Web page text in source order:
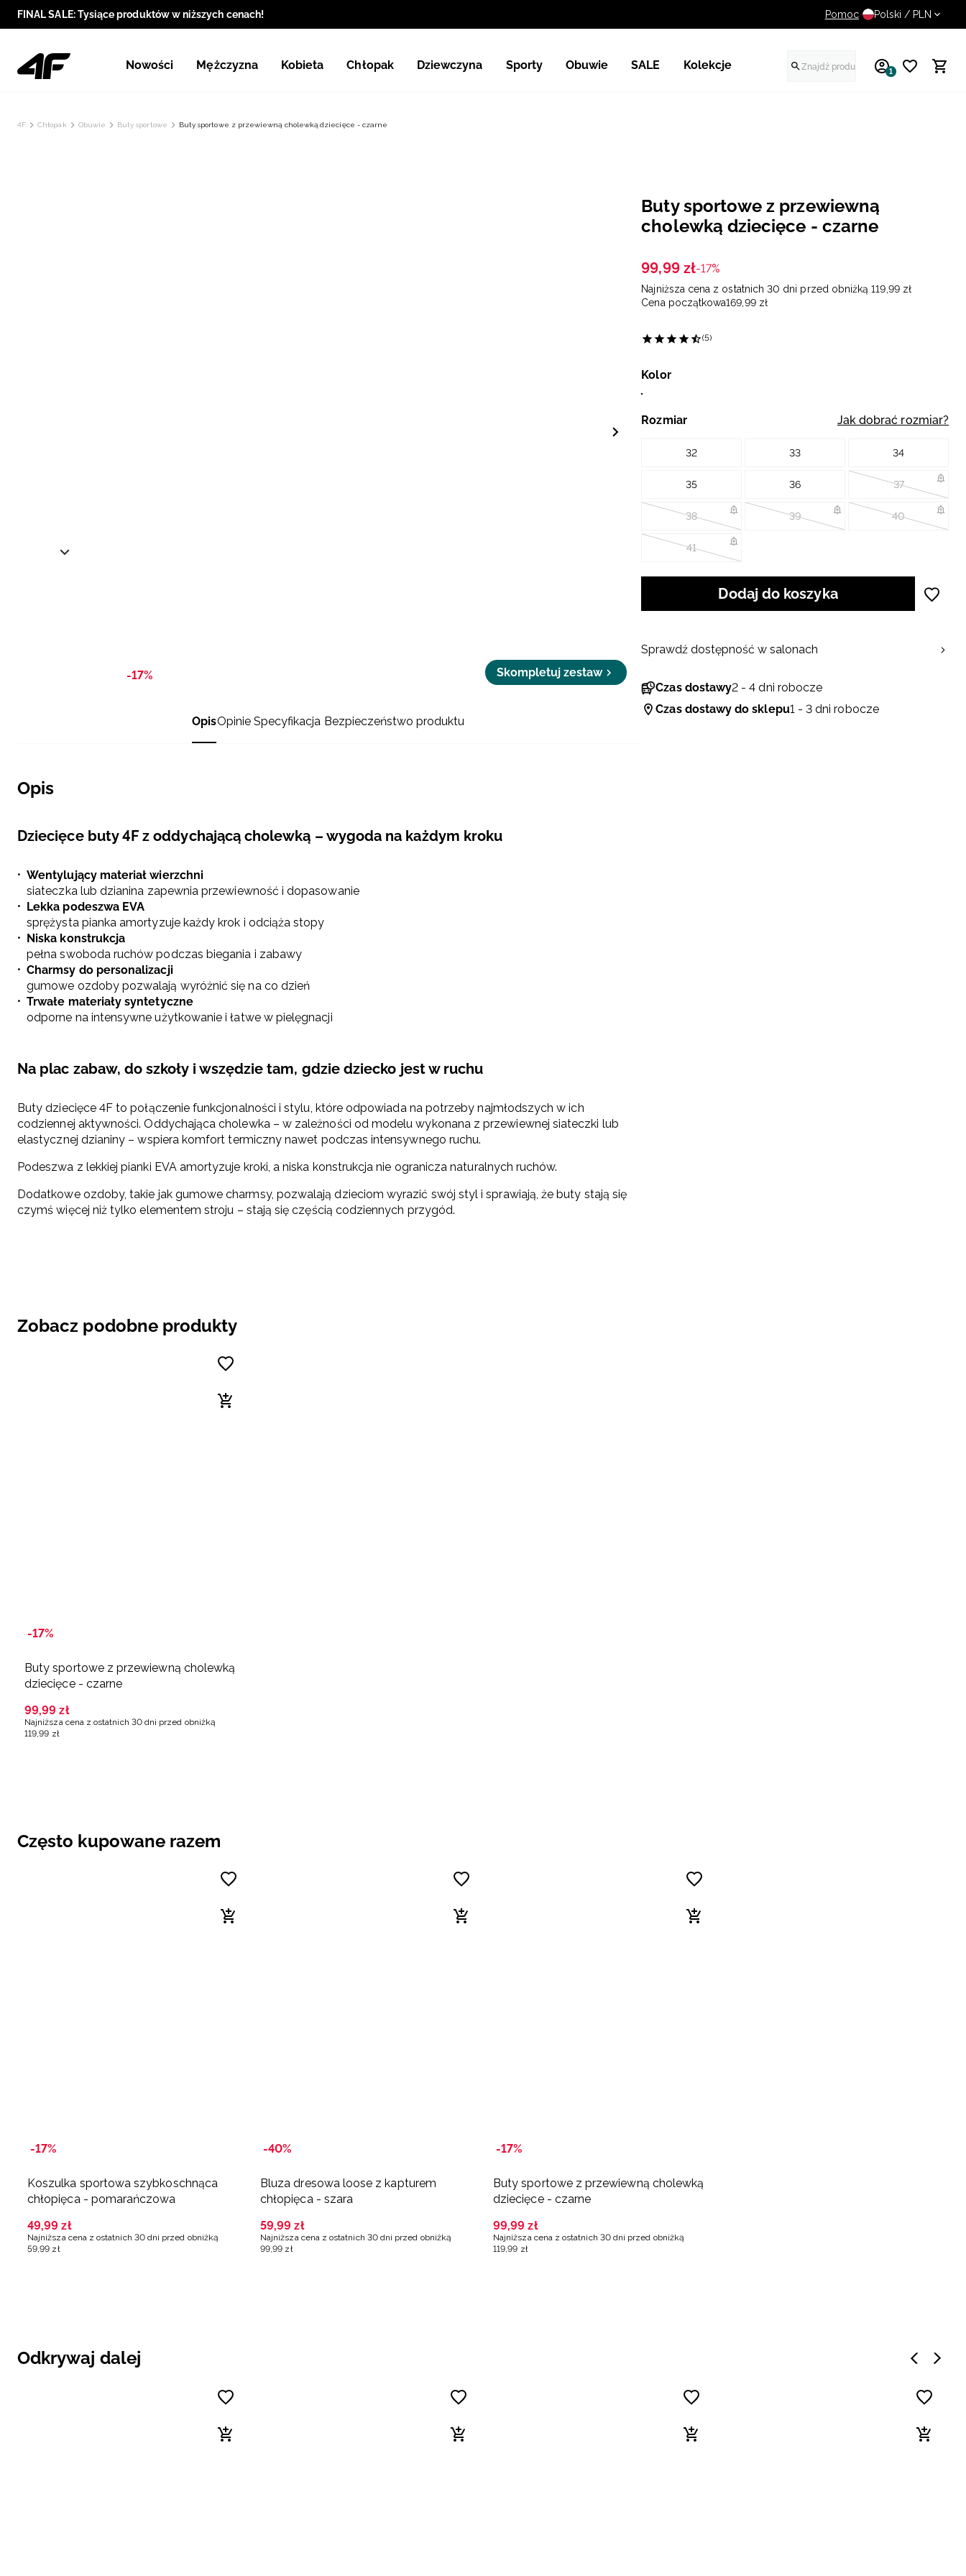
FINAL SALE: Tysiące produktów w niższych cenach! UWAGA NA FAŁSZYWE
Pomoc Polski / PLN
Nowości Mężczyzna Kobieta Chłopak Dziewczyna Sporty Obuwie SALE Kolekcje 1
4F Chłopak Obuwie Buty sportowe Buty sportowe z przewiewną cholewką dziecięce - czarne
-17% Skompletuj zestaw
OpisOpinie Specyfikacja Bezpieczeństwo produktu
Opis
Dziecięce buty 4F z oddychającą cholewką – wygoda na każdym kroku
Wentylujący materiał wierzchni
siateczka lub dzianina zapewnia przewiewność i dopasowanie
Lekka podeszwa EVA
sprężysta pianka amortyzuje każdy krok i odciąża stopy
Niska konstrukcja
pełna swoboda ruchów podczas biegania i zabawy
Charmsy do personalizacji
gumowe ozdoby pozwalają wyróżnić się na co dzień
Trwałe materiały syntetyczne
odporne na intensywne użytkowanie i łatwe w pielęgnacji
Na plac zabaw, do szkoły i wszędzie tam, gdzie dziecko jest w ruchu
Buty dziecięce 4F to połączenie funkcjonalności i stylu, które odpowiada na potrzeby najmłodszych w ich
codziennej aktywności. Oddychająca cholewka – w zależności od modelu wykonana z przewiewnej siateczki lub
elastycznej dzianiny – wspiera komfort termiczny nawet podczas intensywnego ruchu.
Podeszwa z lekkiej pianki EVA amortyzuje kroki, a niska konstrukcja nie ogranicza naturalnych ruchów.
Dodatkowe ozdoby, takie jak gumowe charmsy, pozwalają dzieciom wyrazić swój styl i sprawiają, że buty stają się
czymś więcej niż tylko elementem stroju – stają się częścią codziennych przygód.
Buty sportowe z przewiewną
cholewką dziecięce - czarne
99,99 zł-17%
Najniższa cena z ostatnich 30 dni przed obniżką 119 99 zł
Cena początkowa169 99 zł
(5)
Kolor
Rozmiar Jak dobrać rozmiar?
32 33 34
35 36 37
38 39 40
41
Dodaj do koszyka
Czas dostawy2 - 4 dni robocze
Czas dostawy do sklepu1 - 3 dni robocze
Sprawdź dostępność w salonach
Zobacz podobne produkty
-17%
Buty sportowe z przewiewną cholewką
dziecięce - czarne
99,99 zł
Najniższa cena z ostatnich 30 dni przed obniżką
119,99 zł
Często kupowane razem
-17%
Koszulka sportowa szybkoschnąca
chłopięca - pomarańczowa
49,99 zł
Najniższa cena z ostatnich 30 dni przed obniżką
59 ,99 zł
-40%
Bluza dresowa loose z kapturem
chłopięca - szara
59,99 zł
Najniższa cena z ostatnich 30 dni przed obniżką
99 ,99 zł
-17%
Buty sportowe z przewiewną cholewką
dziecięce - czarne
99,99 zł
Najniższa cena z ostatnich 30 dni przed obniżką
119 ,99 zł
Odkrywaj dalej